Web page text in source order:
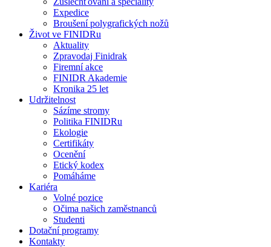
Expedice
Broušení polygrafických nožů
Život ve FINIDRu
Aktuality
Zpravodaj Finidrak
Firemní akce
FINIDR Akademie
Kronika 25 let
Udržitelnost
Sázíme stromy
Politika FINIDRu
Ekologie
Certifikáty
Ocenění
Etický kodex
Pomáháme
Kariéra
Volné pozice
Očima našich zaměstnanců
Studenti
Dotační programy
Kontakty